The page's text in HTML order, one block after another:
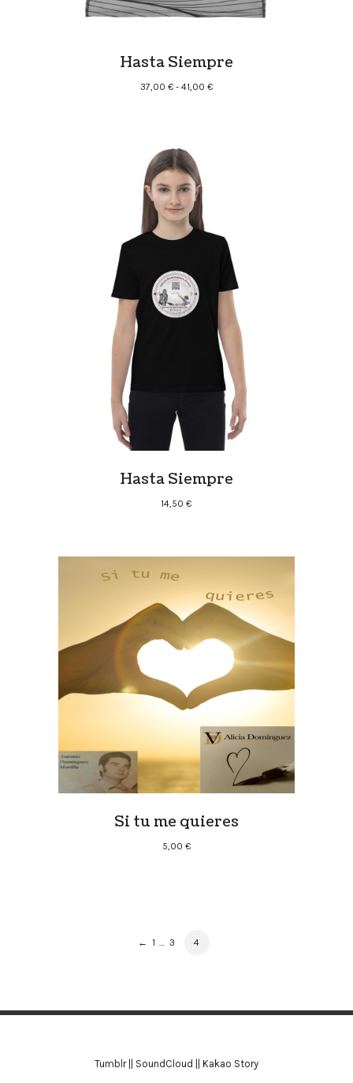
Hasta Siempre
37,00 € - 41,00 €Rango
Hasta Siempre
14,50€
Si tu me quieres
5,00 €
← PAGE
1 PAGE
3 PAGE
4
Tumblr|| SoundCloud || Kakao Story